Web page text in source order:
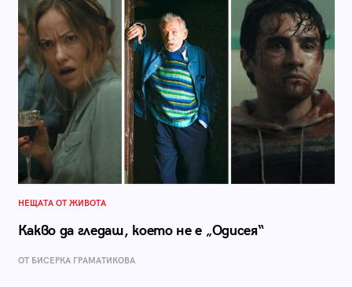
НЕЩАТА ОТ ЖИВОТА
Какво да гледаш, което не е „Одисея“
ОТ БИСЕРКА ГРАМАТИКОВА